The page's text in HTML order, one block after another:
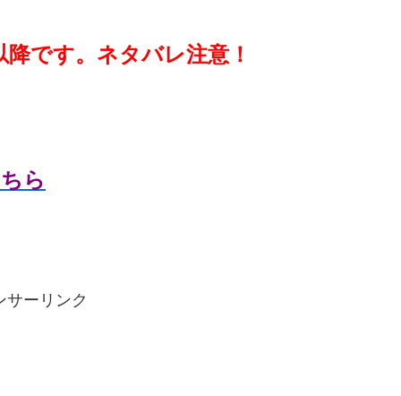
です。ネタバレ注意！
ら
サーリンク